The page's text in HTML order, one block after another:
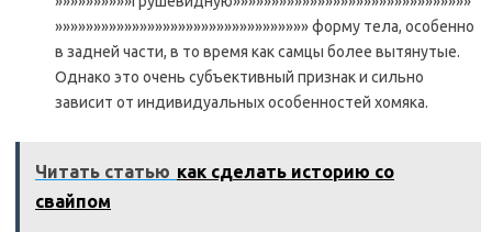
»»»»»»»»»»»»»»»»»»»»»»»»»»»»»»»»» форму тела, особенно
в задней части, в то время как самцы более вытянутые.
Однако это очень субъективный признак и сильно
зависит от индивидуальных особенностей хомяка.
Читать статью как сделать историю со
свайпом